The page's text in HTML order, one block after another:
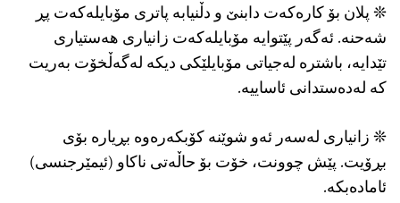
❊ پلان بۆ كاره‌كه‌ت دابنێ و دڵنیابە پاتری مۆبایلەکەت پڕ
شەحنه‌. ئەگەر پێتوایە مۆبایله‌كه‌ت زانیاری هه‌ستیاری
تێدایه‌، باشتره‌ له‌جیاتی مۆبایلێکی دیكه‌ له‌گه‌ڵخۆت به‌ریت
کە له‌ده‌ستدانی ئاساییه‌.
❊ زانیاری له‌سه‌ر ئه‌و شوێنه‌ كۆبكه‌ره‌وه‌ بڕیاره‌ بۆی
بڕۆیت‌. پێش چوونت، خۆت بۆ حاڵه‌تی ناكاو (ئیمێرجنسی)
ئاماده‌بكه‌.